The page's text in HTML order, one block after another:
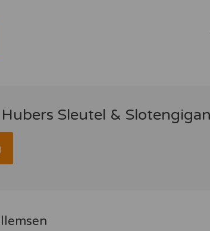
Sleutel &